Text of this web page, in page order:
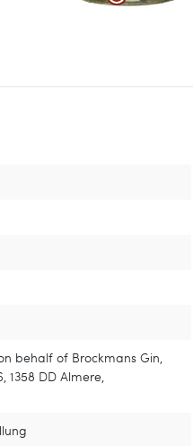
behalf of Brockmans Gin,
1358 DD Almere,